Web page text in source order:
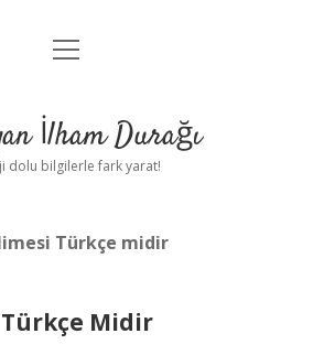
Anasayfa
Yasal Uyarı
menüyü
İlham Durağı
dolu bilgilerle fark yarat!
Türkçe midir
Midir